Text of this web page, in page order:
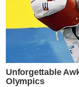
Unforgettable
Olympics